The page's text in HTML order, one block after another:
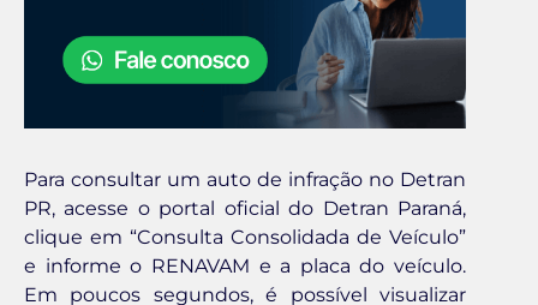
Para consultar um auto de infração no Detran
PR, acesse o portal oficial do Detran Paraná,
clique em “Consulta Consolidada de Veículo”
e informe o RENAVAM e a placa do veículo.
Em poucos segundos, é possível visualizar